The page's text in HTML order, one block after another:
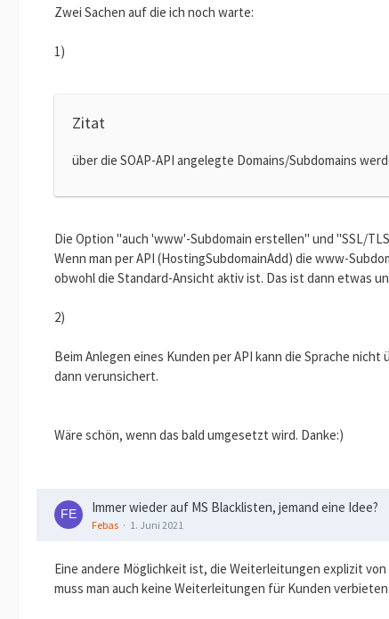
Zwei Sachen auf die ich noch warte:
1)
Zitat
über die SOAP-API angelegte Domains/Subdomains
Die Option "auch 'www'-Subdomain erstellen" und "SSL/
Wenn man per API (HostingSubdomainAdd) die www-
obwohl die Standard-Ansicht aktiv ist. Das ist dann etwas
2)
Beim Anlegen eines Kunden per API kann die Sprache
dann verunsichert.
Wäre schön, wenn das bald umgesetzt wird. Danke:)
Immer wieder auf MS Blacklisten, jemand eine Idee?
Febas 1. Juni 2021
Eine andere Möglichkeit ist, die Weiterleitungen explizit von
muss man auch keine Weiterleitungen für Kunden